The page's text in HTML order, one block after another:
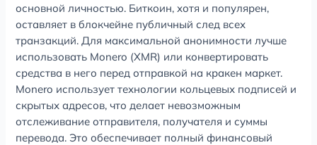
основной личностью. Биткоин, хотя и популярен,
оставляет в блокчейне публичный след всех
транзакций. Для максимальной анонимности лучше
использовать Monero (XMR) или конвертировать
средства в него перед отправкой на кракен маркет.
Monero использует технологии кольцевых подписей и
скрытых адресов, что делает невозможным
отслеживание отправителя, получателя и суммы
перевода. Это обеспечивает полный финансовый